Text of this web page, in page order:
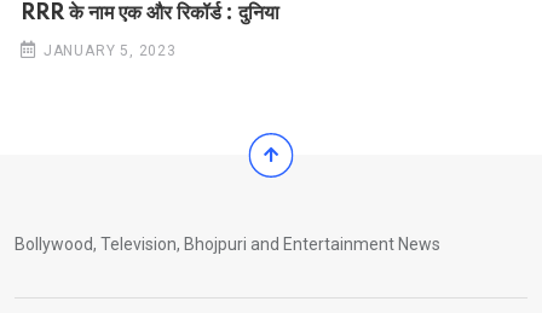
RRR के नाम एक और रिकॉर्ड : दुनिया
JANUARY 5, 2023
Bollywood, Television, Bhojpuri and Entertainment News